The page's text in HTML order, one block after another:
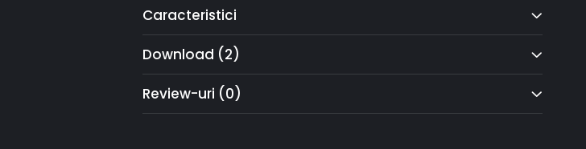
Caracteristici
Download (2)
Review-uri (0)